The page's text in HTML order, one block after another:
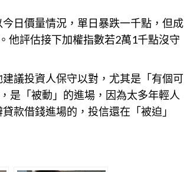
日價量情況，單日暴跌一千點，但成
他評估接下加權指數若2萬1千點沒守
議投資人保守以對，尤其是「有個可
是「被動」的進場，因為太多年輕人
款借錢進場的，投信還在「被迫」